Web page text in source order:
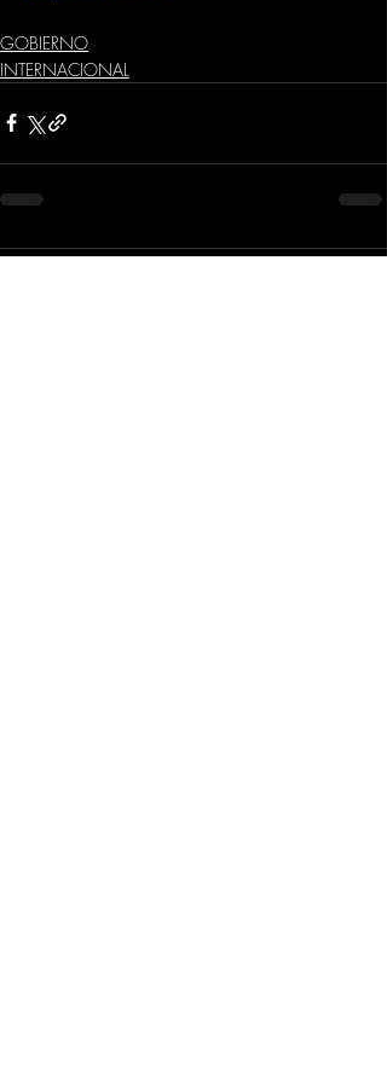
GOBIERNO
INTERNACIONAL